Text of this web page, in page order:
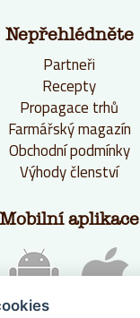
Nepřehlédněte
Partneři
Recepty
Propagace trhů
Farmářský magazín
Obchodní podmínky
Výhody členství
Mobilní aplikace